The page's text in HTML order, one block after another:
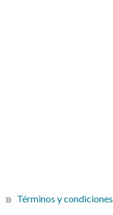
Términos y condiciones